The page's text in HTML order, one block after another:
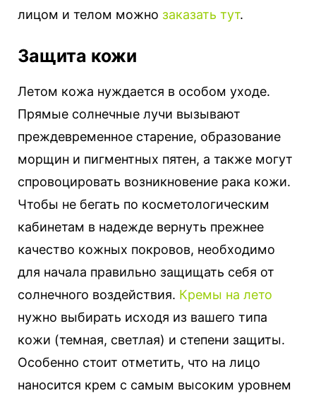
лицом и телом можно заказать тут.
Защита кожи
Летом кожа нуждается в особом уходе.
Прямые солнечные лучи вызывают
преждевременное старение, образование
морщин и пигментных пятен, а также могут
спровоцировать возникновение рака кожи.
Чтобы не бегать по косметологическим
кабинетам в надежде вернуть прежнее
качество кожных покровов, необходимо
для начала правильно защищать себя от
солнечного воздействия. Кремы на лето
нужно выбирать исходя из вашего типа
кожи (темная, светлая) и степени защиты.
Особенно стоит отметить, что на лицо
наносится крем с самым высоким уровнем